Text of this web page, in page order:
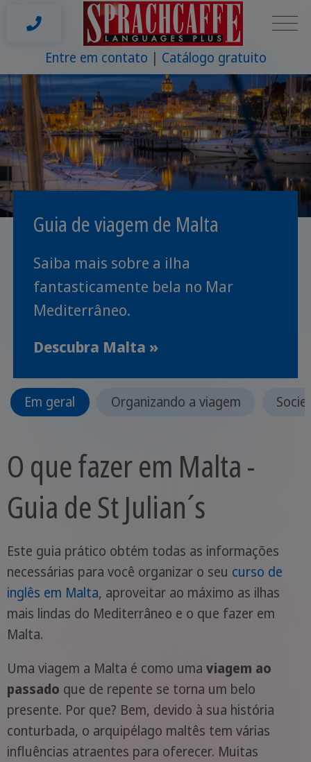
Entre em contato Catálogo gratuito
Guia de viagem de Malta
Saiba mais sobre a ilha
fantasticamente bela no Mar
Mediterrâneo.
Descubra Malta »
Em geral Organizando a viagem
O que fazer em Malta -
Guia de St Julian´s
Este guia prático obtém todas as informações
necessárias para você organizar o seu curso de
inglês em Malta, aproveitar ao máximo as ilhas
mais lindas do Mediterrâneo e o que fazer em
Malta.
Uma viagem a Malta é como uma viagem ao
passado que de repente se torna um belo
presente. Por que? Bem, devido à sua história
conturbada, o arquipélago maltês tem várias
influências atraentes para oferecer. Muitas